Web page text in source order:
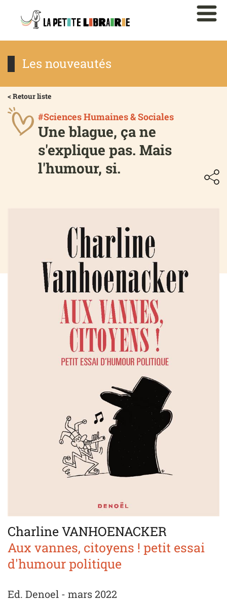
Les nouveautés
< Retour liste
#Sciences Humaines & Sociales
Une blague, ça ne
s'explique pas. Mais
l'humour, si.
Charline VANHOENACKER
Aux vannes, citoyens ! petit essai
d'humour politique
Ed. Denoel - mars 2022